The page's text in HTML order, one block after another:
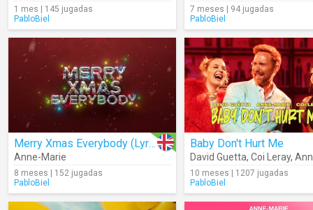
1 mes | 145 jugadas
PabloBiel
7 meses | 94 jugadas
PabloBiel
Merry Xmas Everybody (Lyrics)
Anne-Marie
8 meses | 152 jugadas
PabloBiel
Baby Don't Hurt Me
David Guetta, Coi Leray,
10 meses | 1207 jugadas
PabloBiel